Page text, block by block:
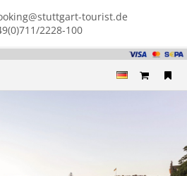
tourist.de
2228-100